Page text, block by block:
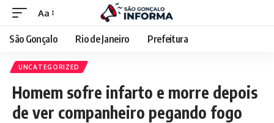
Aa
São Gonçalo Rio de Janeiro Prefeitura
UNCATEGORIZED
Homem sofre infarto e morre depois
de ver companheiro pegando fogo